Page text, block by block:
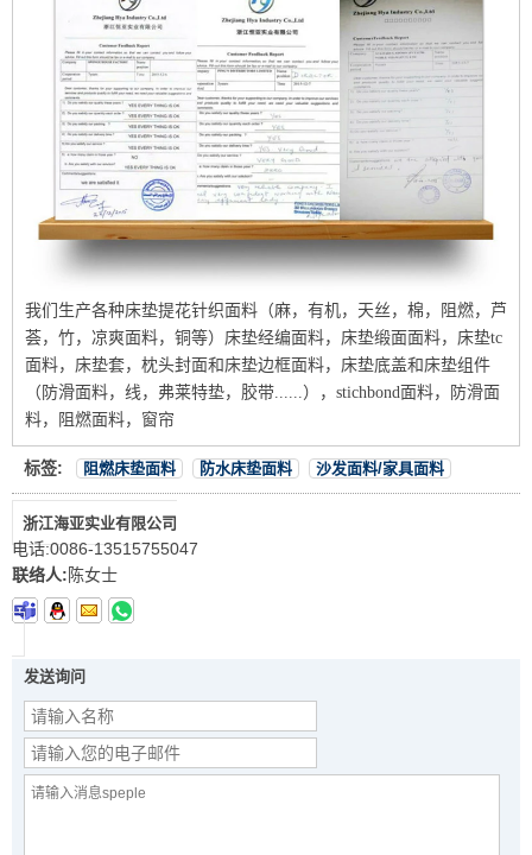
我们生产各种床垫提花针织面料（麻，有机，天丝，棉，阻燃，芦
荟，竹，凉爽面料，铜等）床垫经编面料，床垫缎面面料，床垫tc
面料，床垫套，枕头封面和床垫边框面料，床垫底盖和床垫组件
（防滑面料，线，弗莱特垫，胶带......），stichbond面料，防滑面
料，阻燃面料，窗帘
标签: 阻燃床垫面料 防水床垫面料 沙发面料/家具面料
浙江海亚实业有限公司
电话:0086-13515755047
联络人:陈女士
发送询问